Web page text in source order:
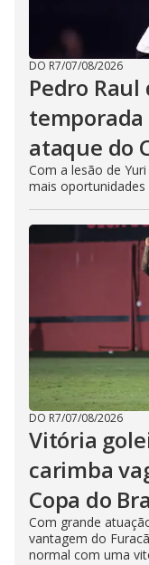
DO R7/07/08/2026
Pedro
temporada
ataque do
Com a lesão de
mais
DO R7/07/08/2026
Vitória
carimba
Copa do
Com grande
vantagem do
normal com uma